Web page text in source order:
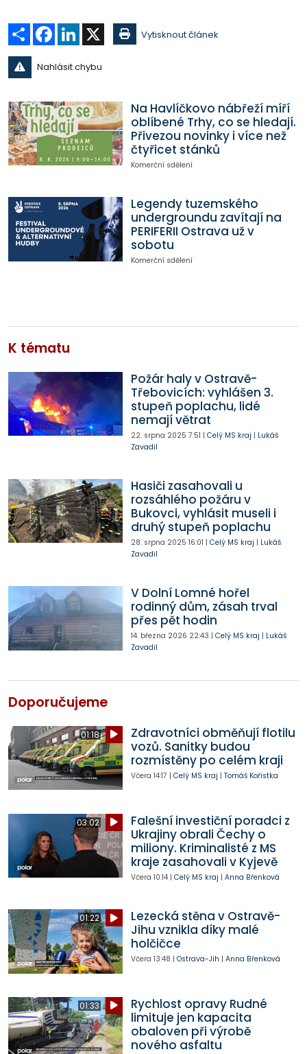
Sdílet Facebook
LinkedIn Vytisknout článek
Nahlásit chybu
Na Havlíčkovo nábřeží míří
oblíbené Trhy, co se hledají.
Přivezou novinky i více než
čtyřicet stánků
Komerční sdělení
Legendy tuzemského
undergroundu zavítají na
PERIFERII Ostrava už v
sobotu
Komerční sdělení
K tématu
Požár haly v Ostravě-
Třebovicích: vyhlášen 3.
stupeň poplachu, lidé
nemají větrat
22. srpna 2025 7:51 | Celý MS kraj | Lukáš
Zavadil
Hasiči zasahovali u
rozsáhlého požáru v
Bukovci, vyhlásit museli i
druhý stupeň poplachu
28. srpna 2025 16:01 | Celý MS kraj | Lukáš
Zavadil
V Dolní Lomné hořel
rodinný dům, zásah trval
přes pět hodin
14. března 2026 22:43 | Celý MS kraj | Lukáš
Zavadil
Doporučujeme
01:18
Zdravotníci obměňují flotilu
vozů. Sanitky budou
rozmístěny po celém kraji
Včera 14:17 | Celý MS kraj | Tomáš Kořistka
03:02
Falešní investiční poradci z
Ukrajiny obrali Čechy o
miliony. Kriminalisté z MS
kraje zasahovali v Kyjevě
Včera 10:14| Celý MS kraj | Anna Břenková
01:22
Lezecká stěna v Ostravě-
Jihu vznikla díky malé
holčičce
Včera 13:48 | Ostrava-Jih | Anna Břenková
01:33
Rychlost opravy Rudné
limituje jen kapacita
obaloven při výrobě
nového asfaltu